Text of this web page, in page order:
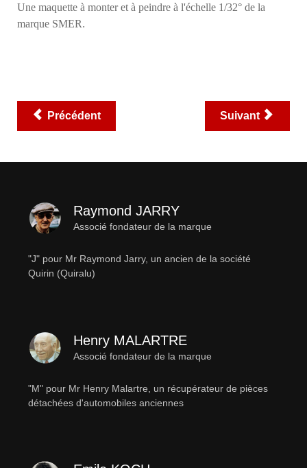
Une maquette à monter et à peindre à l'échelle 1/32° de la
marque SMER.
Précédent Suivant
Raymond JARRY
Associé fondateur de la marque
"J" pour Mr Raymond Jarry, un ancien de la société
Quirin (Quiralu)
Henry MALARTRE
Associé fondateur de la marque
"M" pour Mr Henry Malartre, un récupérateur de pièces
détachées d'automobiles anciennes